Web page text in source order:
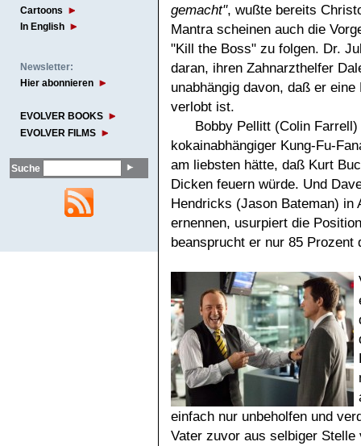
Cartoons
In English
Newsletter:
Hier abonnieren
EVOLVER BOOKS
EVOLVER FILMS
Suche
gemacht", wußte bereits
Mantra scheinen auch die
"Kill the Boss" zu folgen. Dr.
daran, ihren Zahnarzthelfer
unabhängig davon, daß er
verlobt ist.
Bobby Pellitt (Colin
kokainabhängiger Kung-Fu-
am liebsten hätte, daß Kurt
Dicken feuern würde. Und
Hendricks (Jason Bateman)
ernennen, usurpiert die
beansprucht er nur 85
einfach nur unbeholfen und
Vater zuvor aus selbiger